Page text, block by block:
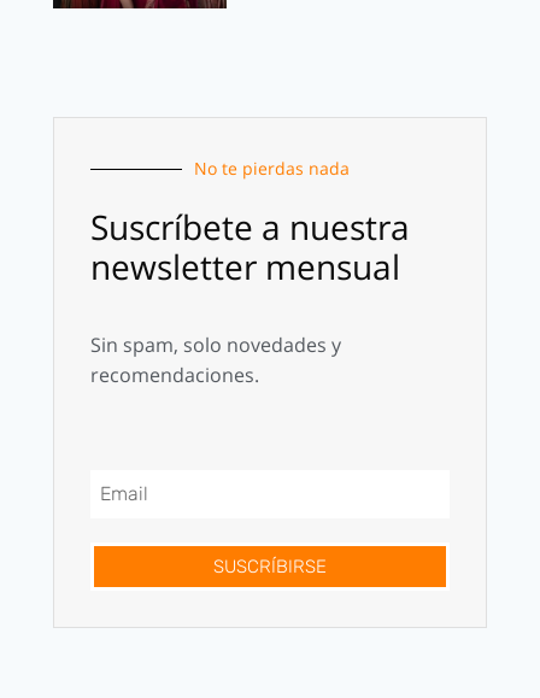
No te pierdas nada
Suscríbete a nuestra
newsletter mensual
Sin spam, solo novedades y
recomendaciones.
SUSCRÍBIRSE